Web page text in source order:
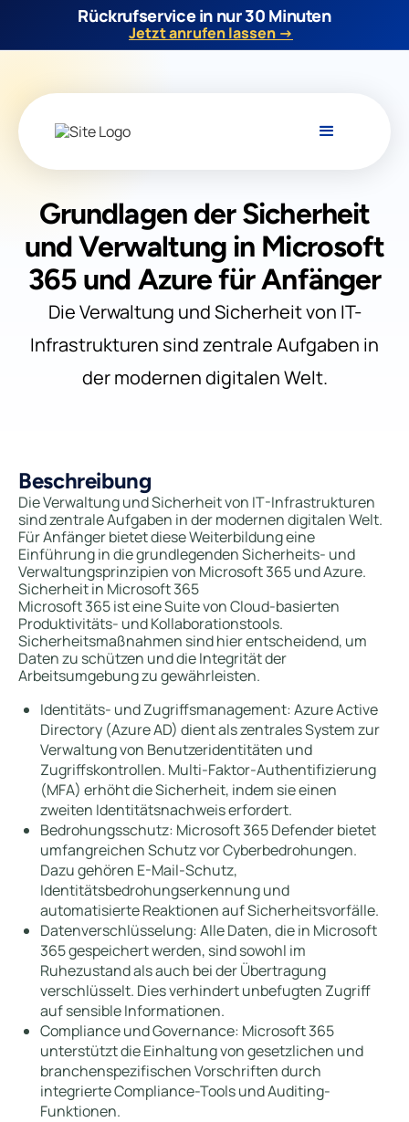
Rückrufservice in nur 30 Minuten
Jetzt anrufen lassen →
Grundlagen der Sicherheit
und Verwaltung in Microsoft
365 und Azure für Anfänger
Die Verwaltung und Sicherheit von IT-
Infrastrukturen sind zentrale Aufgaben in
der modernen digitalen Welt.
Beschreibung
Die Verwaltung und Sicherheit von IT-Infrastrukturen
sind zentrale Aufgaben in der modernen digitalen Welt.
Für Anfänger bietet diese Weiterbildung eine
Einführung in die grundlegenden Sicherheits- und
Verwaltungsprinzipien von Microsoft 365 und Azure.
Sicherheit in Microsoft 365
Microsoft 365 ist eine Suite von Cloud-basierten
Produktivitäts- und Kollaborationstools.
Sicherheitsmaßnahmen sind hier entscheidend, um
Daten zu schützen und die Integrität der
Arbeitsumgebung zu gewährleisten.
Identitäts- und Zugriffsmanagement: Azure Active
Directory (Azure AD) dient als zentrales System zur
Verwaltung von Benutzeridentitäten und
Zugriffskontrollen. Multi-Faktor-Authentifizierung
(MFA) erhöht die Sicherheit, indem sie einen
zweiten Identitätsnachweis erfordert.
Bedrohungsschutz: Microsoft 365 Defender bietet
umfangreichen Schutz vor Cyberbedrohungen.
Dazu gehören E-Mail-Schutz,
Identitätsbedrohungserkennung und
automatisierte Reaktionen auf Sicherheitsvorfälle.
Datenverschlüsselung: Alle Daten, die in Microsoft
365 gespeichert werden, sind sowohl im
Ruhezustand als auch bei der Übertragung
verschlüsselt. Dies verhindert unbefugten Zugriff
auf sensible Informationen.
Compliance und Governance: Microsoft 365
unterstützt die Einhaltung von gesetzlichen und
branchenspezifischen Vorschriften durch
integrierte Compliance-Tools und Auditing-
Funktionen.